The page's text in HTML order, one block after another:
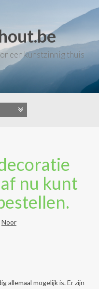
een kunstzinnig thuis
nu kunt
Noor
allemaal mogelijk is. Er zijn